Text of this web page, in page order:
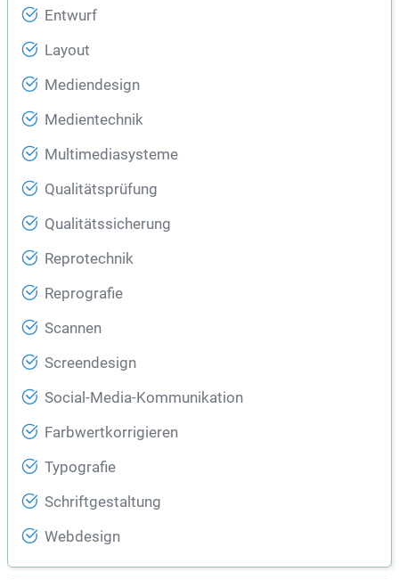
Entwurf
Layout
Mediendesign
Medientechnik
Multimediasysteme
Qualitätsprüfung
Qualitätssicherung
Reprotechnik
Reprografie
Scannen
Screendesign
Social-Media-Kommunikation
Farbwertkorrigieren
Typografie
Schriftgestaltung
Webdesign